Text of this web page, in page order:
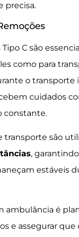
precisa.
C são
como para
o transporte
cuidados
constante.
transporte são
,
estáveis
ambulância é
e assegurar que